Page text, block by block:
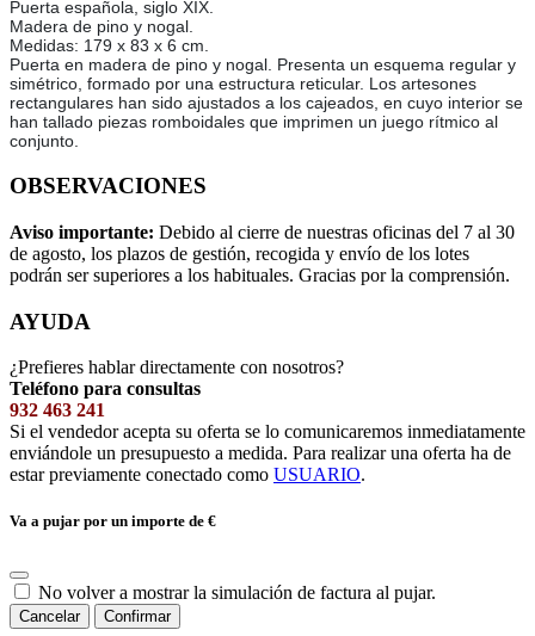
Puerta española, siglo XIX.
Madera de pino y nogal.
Medidas: 179 x 83 x 6 cm.
Puerta en madera de pino y nogal. Presenta un esquema regular y
simétrico, formado por una estructura reticular. Los artesones
rectangulares han sido ajustados a los cajeados, en cuyo interior se
han tallado piezas romboidales que imprimen un juego rítmico al
conjunto.
OBSERVACIONES
Aviso importante: Debido al cierre de nuestras oficinas del 7 al 30
de agosto, los plazos de gestión, recogida y envío de los lotes
podrán ser superiores a los habituales. Gracias por la comprensión.
AYUDA
¿Prefieres hablar directamente con nosotros?
Teléfono para consultas
932 463 241
Si el vendedor acepta su oferta se lo comunicaremos inmediatamente
enviándole un presupuesto a medida. Para realizar una oferta ha de
estar previamente conectado como USUARIO.
Va a pujar por un importe de €
No volver a mostrar la simulación de factura al pujar.
Cancelar Confirmar